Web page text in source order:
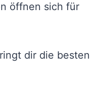
öffnen sich für
dir die besten